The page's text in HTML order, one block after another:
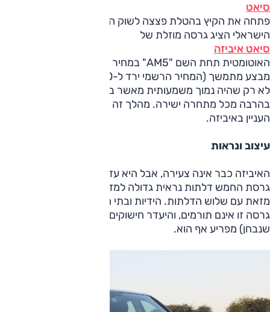
סיאט
פתחה את הקיץ בהטלת פצצה לשוק הרכב הישראלי. היבואן
הישראלי הציג גרסה מוזלת של
סיאט איביזה
לא רק שהיה נמוך משמעותית מאשר בעבר, אלא בעיקר זול
בהרבה מכל מתחרה ישירה. מהלך זה בהחלט עורר מחדש את
העניין באיביזה.
עיצוב ונראות
האיביזה כבר אינה צעירה, אבל היא עדיין נאה ועיצובה עדכני.
גרסת החמש דלתות נראית גדולה למדי, אך היא פחות מושכת
מזאת עם שלוש הדלתות. הידיות ובתי המראות השחורים של
גרסה זו אינם תורמים, והיעדר חישוקים קלים (בניגוד לרכב
שנבחן) מפריע אף הוא.